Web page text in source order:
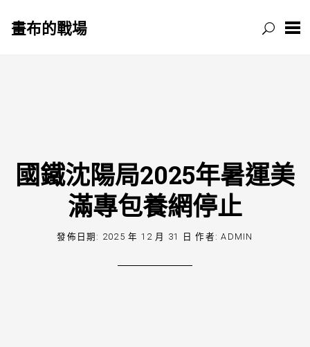
畫布的戰場
國鐵沈陽局2025年暑運美
滿專包養網停止
發佈日期: 2025 年 12 月 31 日 作者:ADMIN